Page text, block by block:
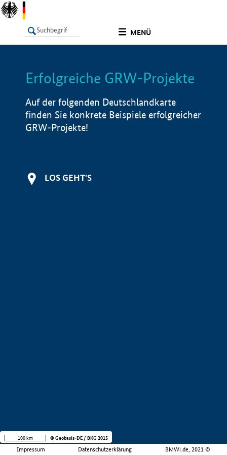
MENÜ
LISTE Info
Erfolgreiche GRW-Projekte
Auf der folgenden Deutschlandkarte
finden Sie konkrete Beispiele erfolgreicher
GRW-Projekte!
LOS GEHT'S
Impressum Datenschutzerklärung BMWi.de, 2021 ©
100 km © Geobasis-DE / BKG 2015